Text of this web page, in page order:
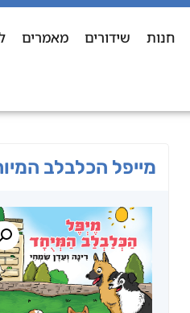
חנות שידורים מאמרים
מייפל הכלבלב